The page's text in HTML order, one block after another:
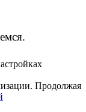
Продолжая